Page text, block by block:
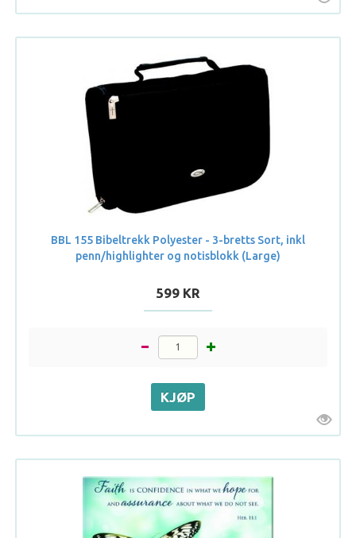
BBL 155 Bibeltrekk Polyester - 3-bretts Sort, inkl
penn/highlighter og notisblokk (Large)
599 KR